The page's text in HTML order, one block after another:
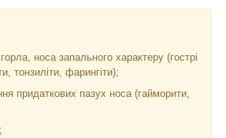
носа запального характеру (гострі
тонзиліти, фарингіти);
придаткових пазух носа (гайморити,